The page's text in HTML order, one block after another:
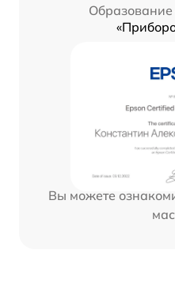
Образование
Вы можете